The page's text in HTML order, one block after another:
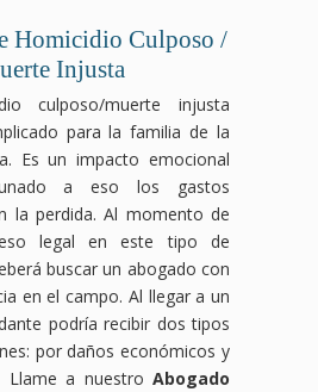
Homicidio Culposo /
Injusta
culposo/muerte injusta
para la familia de la
Es un impacto emocional
a eso los gastos
la perdida. Al momento de
legal en este tipo de
buscar un abogado con
en el campo. Al llegar a un
podría recibir dos tipos
por daños económicos y
Llame a nuestro Abogado